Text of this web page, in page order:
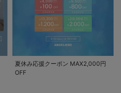
夏休み応援クーポン MAX2,000円
OFF